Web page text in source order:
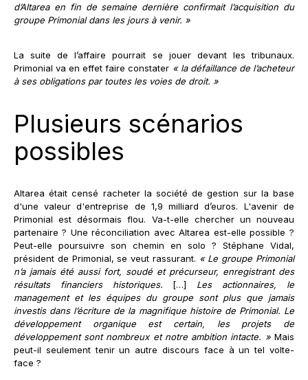
d’Altarea en fin de semaine dernière confirmait l’acquisition du
groupe Primonial dans les jours à venir. »
La suite de l’affaire pourrait se jouer devant les tribunaux.
Primonial va en effet faire constater « la défaillance de l’acheteur
à ses obligations par toutes les voies de droit. »
Plusieurs scénarios
possibles
Altarea était censé racheter la société de gestion sur la base
d'une valeur d'entreprise de 1,9 milliard d’euros. L'avenir de
Primonial est désormais flou. Va-t-elle chercher un nouveau
partenaire ? Une réconciliation avec Altarea est-elle possible ?
Peut-elle poursuivre son chemin en solo ? Stéphane Vidal,
président de Primonial, se veut rassurant. « Le groupe Primonial
n’a jamais été aussi fort, soudé et précurseur, enregistrant des
résultats financiers historiques. […] Les actionnaires, le
management et les équipes du groupe sont plus que jamais
investis dans l’écriture de la magnifique histoire de Primonial. Le
développement organique est certain, les projets de
développement sont nombreux et notre ambition intacte. »Mais
peut-il seulement tenir un autre discours face à un tel volte-
face ?